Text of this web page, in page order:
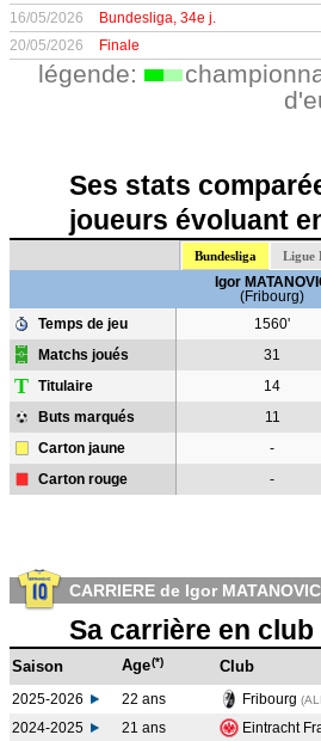
16/05/2026
Bundesliga, 34e j.
20/05/2026
Finale
légende:
Ses stats
joueurs évoluant
Bundesliga Ligue
Igor
(Fribourg)
Temps de jeu
1560'
Matchs joués 31
T Titulaire 14
Buts marqués 11
Carton jaune -
Carton rouge -
CARRIERE de Igor MATANOVIC
Sa carrière en club
Saison Age(*) Club
2025-2026 22 ans Fribourg
2024-2025
21 ans Eintracht